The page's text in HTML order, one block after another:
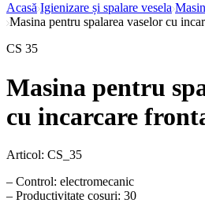
Acasă Igienizare și spalare vesela
Masina pentru spalarea vaselor cu
CS 35
Masina pentru
cu incarcare
Articol: CS_35
– Control: electromecanic
– Productivitate cosuri: 30